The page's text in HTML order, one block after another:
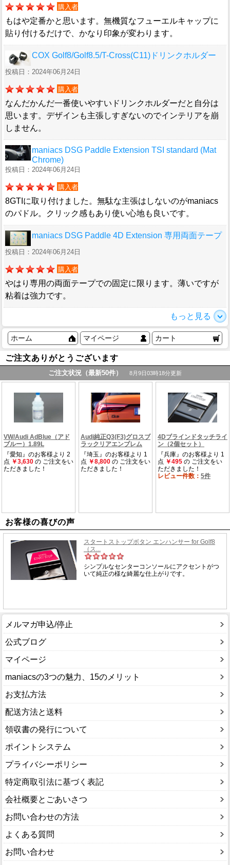
購入者
もはや定番かと思います。無機質なフューエルキャップに
貼り付けるだけで、かなり印象が変わります。
COX Golf8/Golf8.5/T-Cross(C11)ドリンクホルダー
投稿日：2024年06月24日
購入者
なんだかんだ一番使いやすいドリンクホルダーだと自分は
思います。デザインも主張しすぎないのでインテリアを崩
しません。
maniacs DSG Paddle Extension TSI standard (Mat
Chrome)
投稿日：2024年06月24日
購入者
8GTIに取り付けました。無駄な主張はしないのがmaniacs
のパドル。クリック感もあり使い心地も良いです。
maniacs DSG Paddle 4D Extension 専用両面テープ
投稿日：2024年06月24日
購入者
やはり専用の両面テープでの固定に限ります。薄いですが
粘着は強力です。
もっと見る
ホーム マイページ カート
ご注文ありがとうございます
お客様の喜びの声
メルマガ申込/停止
公式ブログ
マイページ
maniacsの3つの魅力、15のメリット
お支払方法
配送方法と送料
領収書の発行について
ポイントシステム
プライバシーポリシー
特定商取引法に基づく表記
会社概要とごあいさつ
お問い合わせの方法
よくある質問
お問い合わせ